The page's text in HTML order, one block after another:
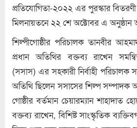
প্রতিযোগিতা-২০২২ এর পুরস্কার
মিলনায়তনে ২২ শে অক্টোবর এ অনুষ্ঠান
শিল্পীগোষ্ঠীর পরিচালক তানবীর
প্রধান অতিথির বক্তব্য রাখেন
(সসাস) এর সহকারী নির্বাহী পরিচালক
অতিথি ছিলেন সসাসের শিল্প সম্পাদক
গোষ্ঠীর বর্তমান চেয়ারম্যান শাহাদাত
বক্তব্য রাখেন, বিশিষ্ট সাংস্কৃতিক